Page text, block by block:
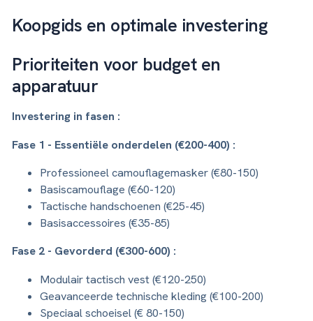
Koopgids en optimale investering
Prioriteiten voor budget en
apparatuur
Investering in fasen :
Fase 1 - Essentiële onderdelen (€200-400) :
Professioneel camouflagemasker (€80-150)
Basiscamouflage (€60-120)
Tactische handschoenen (€25-45)
Basisaccessoires (€35-85)
Fase 2 - Gevorderd (€300-600) :
Modulair tactisch vest (€120-250)
Geavanceerde technische kleding (€100-200)
Speciaal schoeisel (€ 80-150)